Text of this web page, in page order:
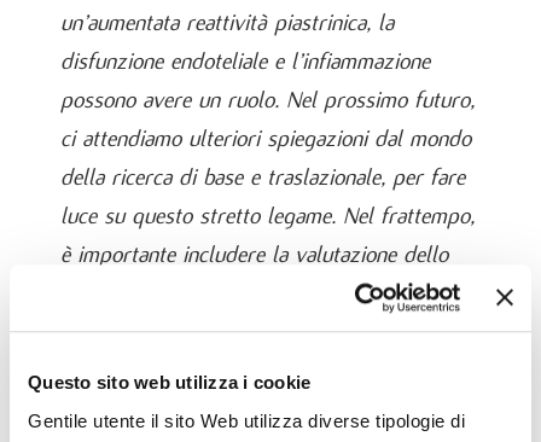
Questo sito web utilizza i cookie
Gentile utente il sito Web utilizza diverse tipologie di
un’aumentata reattività piastrinica, la
disfunzione endoteliale e l’infiammazione
possono avere un ruolo. Nel prossimo futuro,
ci attendiamo ulteriori spiegazioni dal mondo
della ricerca di base e traslazionale, per fare
luce su questo stretto legame. Nel frattempo,
è importante includere la valutazione dello
screening per la depressione in prevenzione
secondaria e in associazione ai maggiori
fattori di rischio di malattia cardiovascolare.
Prof.ssa Elena Tremoli, Dr.ssa Silvia Stella